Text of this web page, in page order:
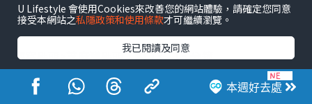
坪洲碼頭>梅窩碼頭：約 18 - 20 分鐘
梅窩碼頭>芝麻灣碼頭：約 13 - 15 分鐘
芝麻灣碼頭>長洲碼頭：約 18 - 20 分鐘
本週好去處
U Lifestyle 會使用Cookies來改善您的網站體驗，請確定您同意
接受本網站之私隱政策和使用條款才可繼續瀏覽。
我已閱讀及同意